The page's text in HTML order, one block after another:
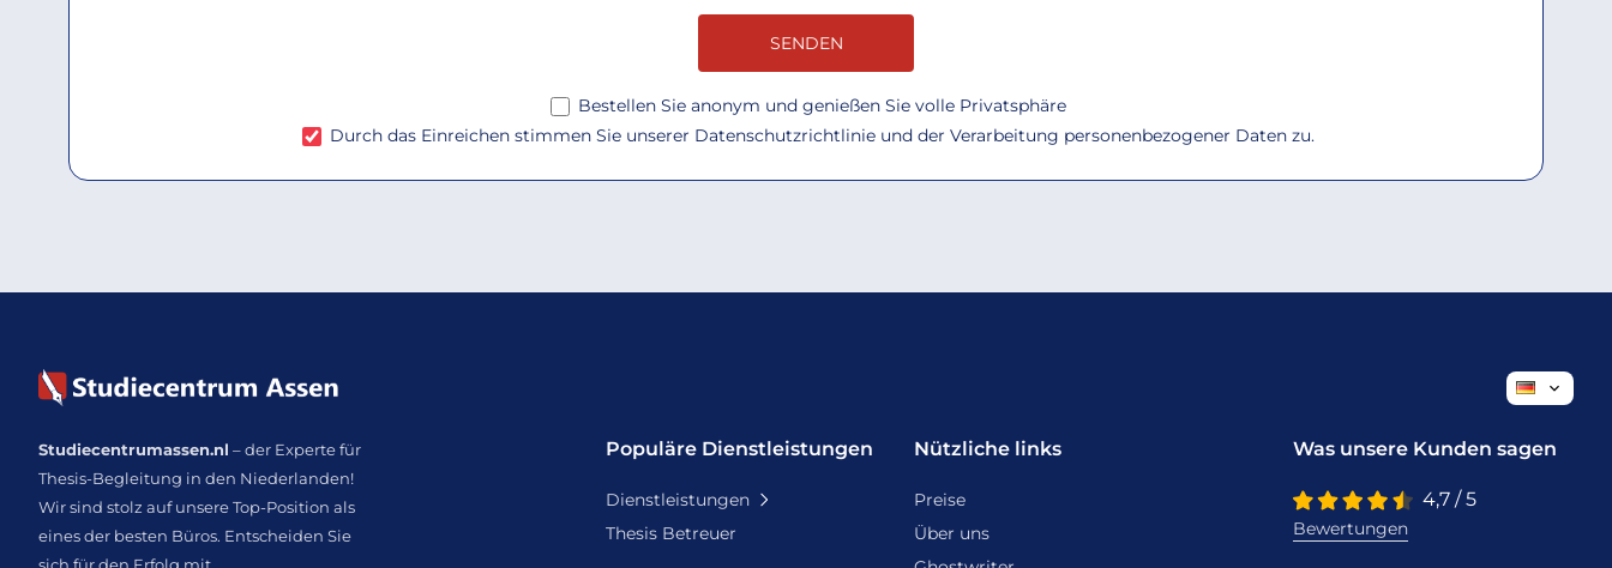
Bestellen Sie anonym und genießen Sie volle Privatsphäre
Durch das Einreichen stimmen Sie unserer Datenschutzrichtlinie und der Verarbeitung personenbezogener Daten zu.
Studiecentrumassen.nl – der Experte für
Thesis-Begleitung in den Niederlanden!
Wir sind stolz auf unsere Top-Position als
eines der besten Büros. Entscheiden Sie
Populäre Dienstleistungen
Dienstleistungen
Thesis Betreuer
Nützliche links
Preise
Über uns
Was unsere Kunden sagen
4,7 / 5
Bewertungen